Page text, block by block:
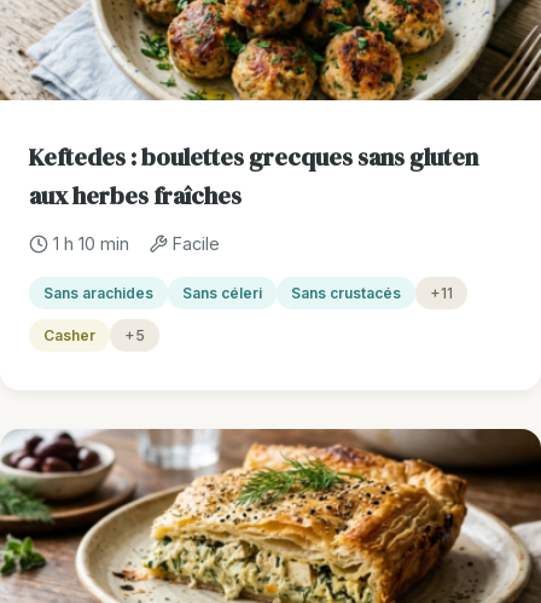
Keftedes : boulettes grecques sans gluten
aux herbes fraîches
1 h 10 min Facile
Sans arachides Sans céleri Sans crustacés +11
Casher +5